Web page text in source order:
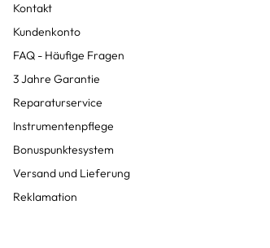
Kontakt
Kundenkonto
FAQ - Häufige Fragen
3 Jahre Garantie
Reparaturservice
Instrumentenpflege
Bonuspunktesystem
Versand und Lieferung
Reklamation